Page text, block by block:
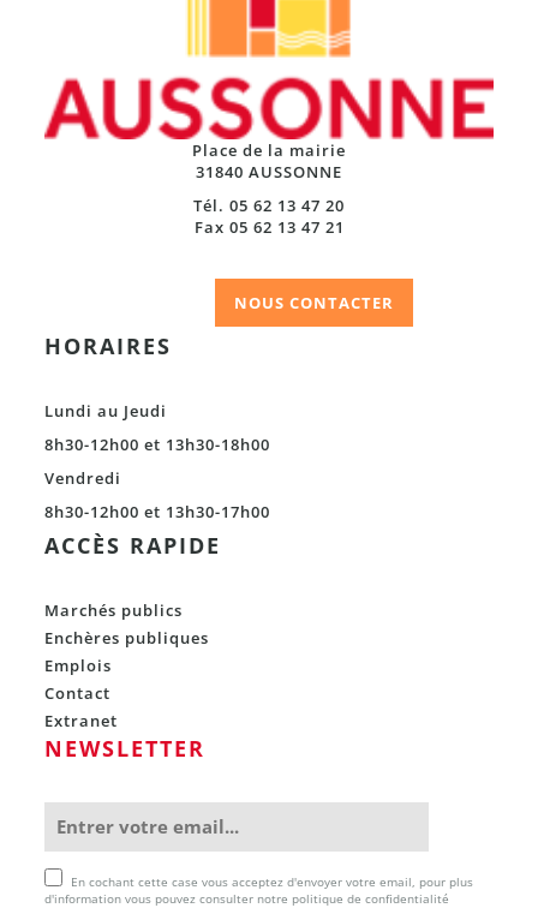
Place de la mairie
31840 AUSSONNE
Tél. 05 62 13 47 20
Fax 05 62 13 47 21
NOUS CONTACTER
HORAIRES
Lundi au Jeudi
8h30-12h00 et 13h30-18h00
Vendredi
8h30-12h00 et 13h30-17h00
ACCÈS RAPIDE
Marchés publics
Enchères publiques
Emplois
Contact
Extranet
NEWSLETTER
En cochant cette case vous acceptez d'envoyer votre email, pour plus
d'information vous pouvez consulter notre politique de confidentialité